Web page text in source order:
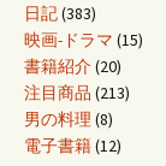
日記(383)
映画-ドラマ (15)
書籍紹介(20)
注目商品 (213)
男の料理 (8)
電子書籍(12)